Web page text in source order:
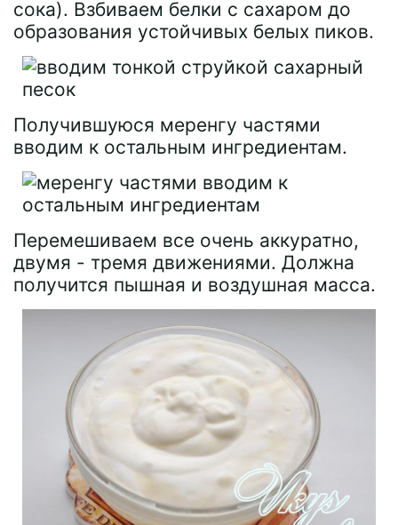
сока). Взбиваем белки с сахаром до
образования устойчивых белых пиков.
Получившуюся меренгу частями
вводим к остальным ингредиентам.
Перемешиваем все очень аккуратно,
двумя - тремя движениями. Должна
получится пышная и воздушная масса.